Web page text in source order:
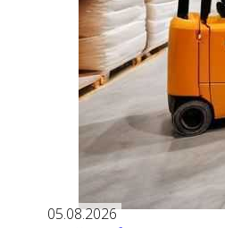
05.08.2026